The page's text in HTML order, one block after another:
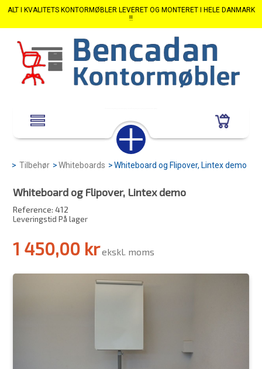
ALT I KVALITETS KONTORMØBLER LEVERET OG MONTERET I HELE DANMARK
!!
> Tilbehør >Whiteboards >Whiteboard og Flipover, Lintex demo
Whiteboard og Flipover, Lintex demo
Reference: 412
Leveringstid På lager
1 450,00 krekskl. moms